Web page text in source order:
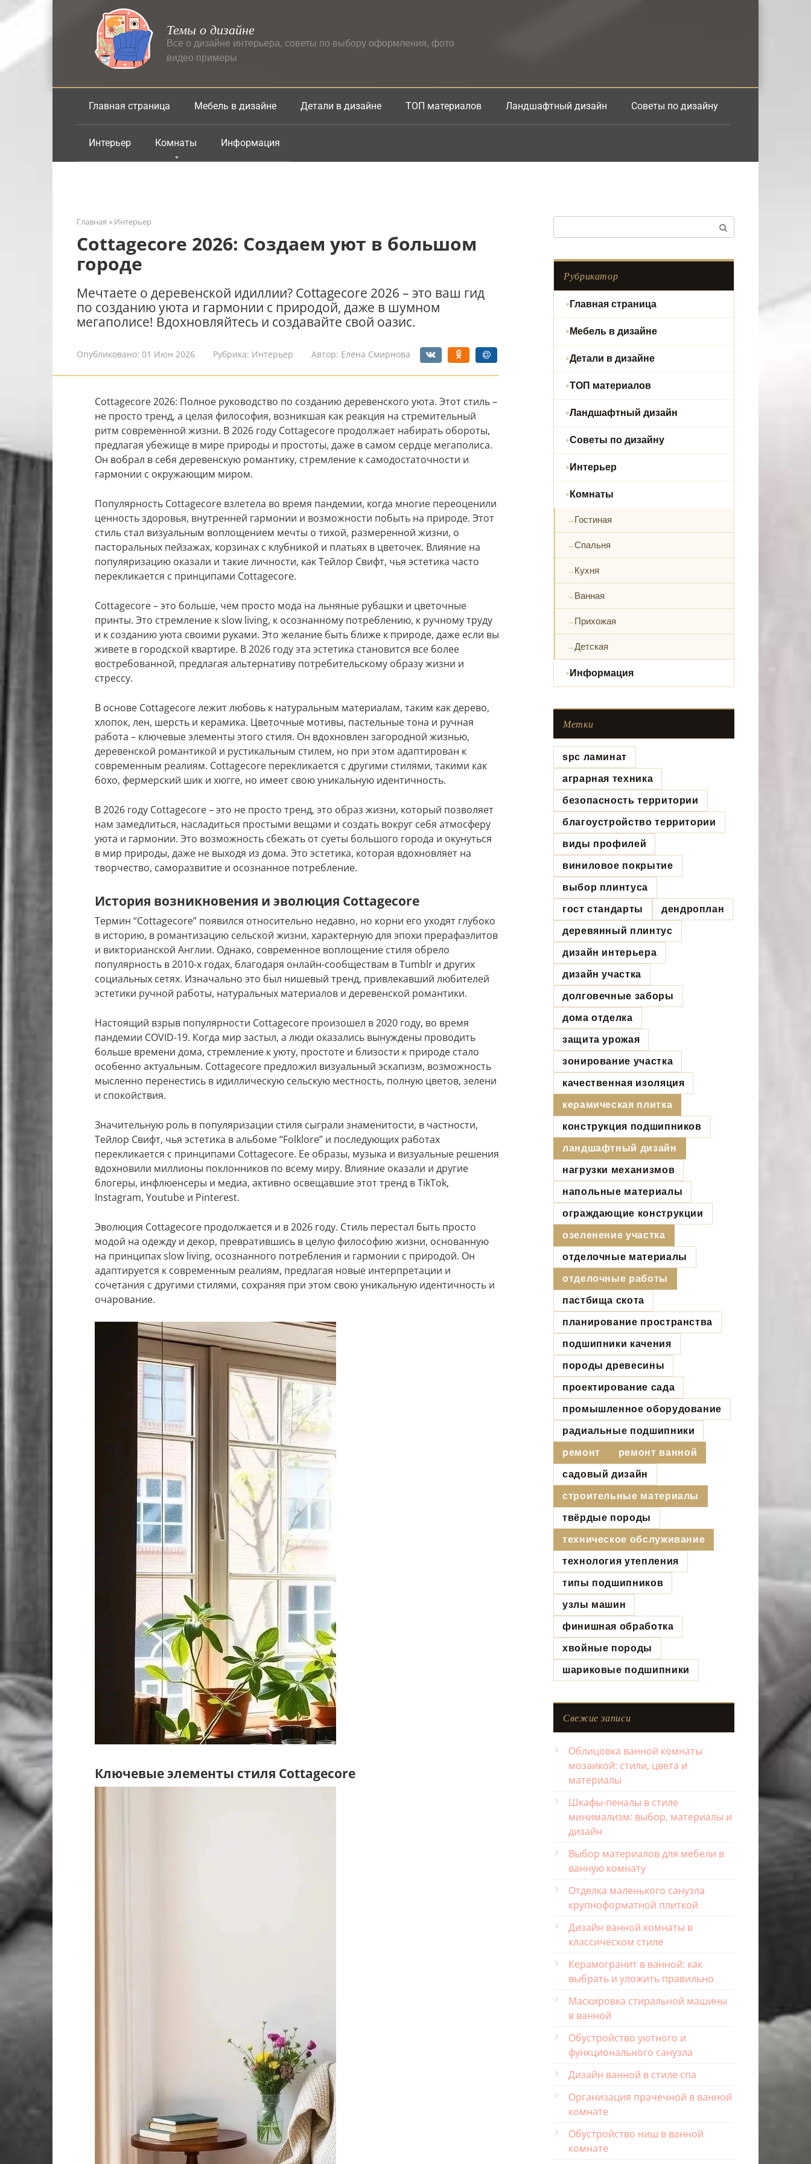
Перейти
к
Темы о дизайне
Все о дизайне интерьера, советы по выбору оформления, фото
видео примеры
Главная страница Мебель в дизайне Детали в дизайне ТОП материалов Ландшафтный дизайн Советы по дизайну
Интерьер Комнаты Информация
Главная » Интерьер
Cottagecore 2026: Создаем уют в большом
городе
Мечтаете о деревенской идиллии? Cottagecore 2026 – это ваш гид
по созданию уюта и гармонии с природой, даже в шумном
мегаполисе! Вдохновляйтесь и создавайте свой оазис.
Опубликовано: 01 Июн 2026 Рубрика: Интерьер Автор: Елена Смирнова
Cottagecore 2026: Полное руководство по созданию деревенского уюта. Этот стиль –
не просто тренд, а целая философия, возникшая как реакция на стремительный
ритм современной жизни. В 2026 году Cottagecore продолжает набирать обороты,
предлагая убежище в мире природы и простоты, даже в самом сердце мегаполиса.
Он вобрал в себя деревенскую романтику, стремление к самодостаточности и
гармонии с окружающим миром.
Популярность Cottagecore взлетела во время пандемии, когда многие переоценили
ценность здоровья, внутренней гармонии и возможности побыть на природе. Этот
стиль стал визуальным воплощением мечты о тихой, размеренной жизни, о
пасторальных пейзажах, корзинах с клубникой и платьях в цветочек. Влияние на
популяризацию оказали и такие личности, как Тейлор Свифт, чья эстетика часто
перекликается с принципами Cottagecore.
Cottagecore – это больше, чем просто мода на льняные рубашки и цветочные
принты. Это стремление к slow living, к осознанному потреблению, к ручному труду
и к созданию уюта своими руками. Это желание быть ближе к природе, даже если вы
живете в городской квартире. В 2026 году эта эстетика становится все более
востребованной, предлагая альтернативу потребительскому образу жизни и
стрессу.
В основе Cottagecore лежит любовь к натуральным материалам, таким как дерево,
хлопок, лен, шерсть и керамика. Цветочные мотивы, пастельные тона и ручная
работа – ключевые элементы этого стиля. Он вдохновлен загородной жизнью,
деревенской романтикой и рустикальным стилем, но при этом адаптирован к
современным реалиям. Cottagecore перекликается с другими стилями, такими как
бохо, фермерский шик и хюгге, но имеет свою уникальную идентичность.
В 2026 году Cottagecore – это не просто тренд, это образ жизни, который позволяет
нам замедлиться, насладиться простыми вещами и создать вокруг себя атмосферу
уюта и гармонии. Это возможность сбежать от суеты большого города и окунуться
в мир природы, даже не выходя из дома. Это эстетика, которая вдохновляет на
творчество, саморазвитие и осознанное потребление.
История возникновения и эволюция Cottagecore
Термин “Cottagecore” появился относительно недавно, но корни его уходят глубоко
в историю, в романтизацию сельской жизни, характерную для эпохи прерафаэлитов
и викторианской Англии. Однако, современное воплощение стиля обрело
популярность в 2010-х годах, благодаря онлайн-сообществам в Tumblr и других
социальных сетях. Изначально это был нишевый тренд, привлекавший любителей
эстетики ручной работы, натуральных материалов и деревенской романтики.
Настоящий взрыв популярности Cottagecore произошел в 2020 году, во время
пандемии COVID-19. Когда мир застыл, а люди оказались вынуждены проводить
больше времени дома, стремление к уюту, простоте и близости к природе стало
особенно актуальным. Cottagecore предложил визуальный эскапизм, возможность
мысленно перенестись в идиллическую сельскую местность, полную цветов, зелени
и спокойствия.
Значительную роль в популяризации стиля сыграли знаменитости, в частности,
Тейлор Свифт, чья эстетика в альбоме “Folklore” и последующих работах
перекликается с принципами Cottagecore. Ее образы, музыка и визуальные решения
вдохновили миллионы поклонников по всему миру. Влияние оказали и другие
блогеры, инфлюенсеры и медиа, активно освещавшие этот тренд в TikTok,
Instagram, Youtube и Pinterest.
Эволюция Cottagecore продолжается и в 2026 году. Стиль перестал быть просто
модой на одежду и декор, превратившись в целую философию жизни, основанную
на принципах slow living, осознанного потребления и гармонии с природой. Он
адаптируется к современным реалиям, предлагая новые интерпретации и
сочетания с другими стилями, сохраняя при этом свою уникальную идентичность и
очарование.
Ключевые элементы стиля Cottagecore
Рубрикатор
Главная страница
Мебель в дизайне
Детали в дизайне
ТОП материалов
Ландшафтный дизайн
Советы по дизайну
Интерьер
Комнаты
Гостиная
Спальня
Кухня
Ванная
Прихожая
Детская
Информация
Метки
spc ламинат
аграрная техника
безопасность территории
благоустройство территории
виды профилей
виниловое покрытие
выбор плинтуса
гост стандарты дендроплан
деревянный плинтус
дизайн интерьера
дизайн участка
долговечные заборы
дома отделка
защита урожая
зонирование участка
качественная изоляция
керамическая плитка
конструкция подшипников
ландшафтный дизайн
нагрузки механизмов
напольные материалы
ограждающие конструкции
озеленение участка
отделочные материалы
отделочные работы
пастбища скота
планирование пространства
подшипники качения
породы древесины
проектирование сада
промышленное оборудование
радиальные подшипники
ремонт ремонт ванной
садовый дизайн
строительные материалы
твёрдые породы
техническое обслуживание
технология утепления
типы подшипников
узлы машин
финишная обработка
хвойные породы
шариковые подшипники
Свежие записи
Облицовка ванной комнаты
мозаикой: стили, цвета и
материалы
Шкафы-пеналы в стиле
минимализм: выбор, материалы и
дизайн
Выбор материалов для мебели в
ванную комнату
Отделка маленького санузла
крупноформатной плиткой
Дизайн ванной комнаты в
классическом стиле
Керамогранит в ванной: как
выбрать и уложить правильно
Маскировка стиральной машины
в ванной
Обустройство уютного и
функционального санузла
Дизайн ванной в стиле спа
Организация прачечной в ванной
комнате
Обустройство ниш в ванной
комнате